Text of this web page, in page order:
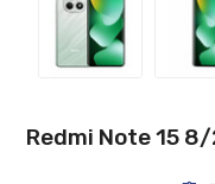
Redmi Note 15